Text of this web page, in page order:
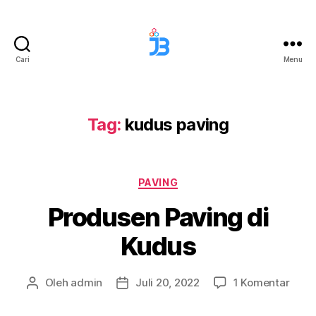
Cari Menu
Tag: kudus paving
Kategori
PAVING
Produsen Paving di
Kudus
Penulis
Oleh admin
Tanggal
Juli 20, 2022 1 Komentarpada